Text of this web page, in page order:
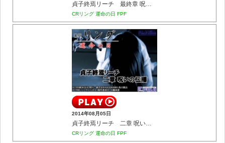
貞子終焉リーチ 最終章 呪いの増殖
CRリング 運命の日 FPF
2014年08月05日
貞子終焉リーチ 二章 呪いの伝播
CRリング 運命の日 FPF